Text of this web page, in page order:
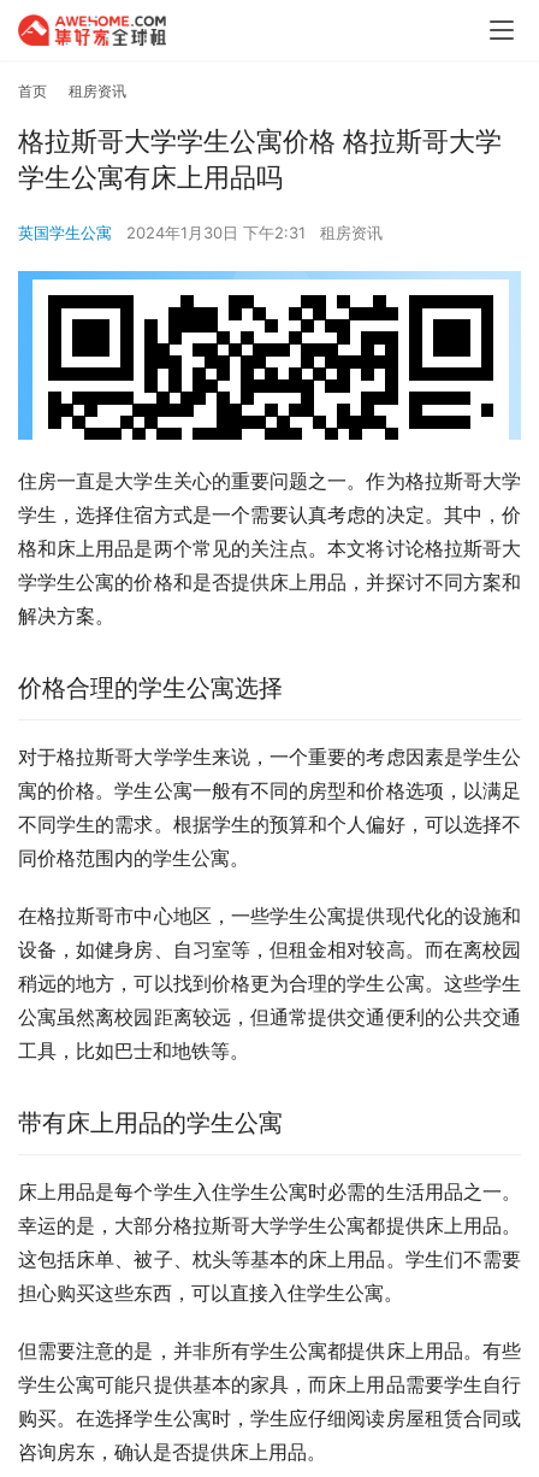
首页 租房资讯
格拉斯哥大学学生公寓价格 格拉斯哥大学
学生公寓有床上用品吗
英国学生公寓 2024年1月30日 下午2:31 租房资讯
住房一直是大学生关心的重要问题之一。作为格拉斯哥大学
学生，选择住宿方式是一个需要认真考虑的决定。其中，价
格和床上用品是两个常见的关注点。本文将讨论格拉斯哥大
学学生公寓的价格和是否提供床上用品，并探讨不同方案和
解决方案。
价格合理的学生公寓选择
对于格拉斯哥大学学生来说，一个重要的考虑因素是学生公
寓的价格。学生公寓一般有不同的房型和价格选项，以满足
不同学生的需求。根据学生的预算和个人偏好，可以选择不
同价格范围内的学生公寓。
在格拉斯哥市中心地区，一些学生公寓提供现代化的设施和
设备，如健身房、自习室等，但租金相对较高。而在离校园
稍远的地方，可以找到价格更为合理的学生公寓。这些学生
公寓虽然离校园距离较远，但通常提供交通便利的公共交通
工具，比如巴士和地铁等。
带有床上用品的学生公寓
床上用品是每个学生入住学生公寓时必需的生活用品之一。
幸运的是，大部分格拉斯哥大学学生公寓都提供床上用品。
这包括床单、被子、枕头等基本的床上用品。学生们不需要
担心购买这些东西，可以直接入住学生公寓。
但需要注意的是，并非所有学生公寓都提供床上用品。有些
学生公寓可能只提供基本的家具，而床上用品需要学生自行
购买。在选择学生公寓时，学生应仔细阅读房屋租赁合同或
咨询房东，确认是否提供床上用品。